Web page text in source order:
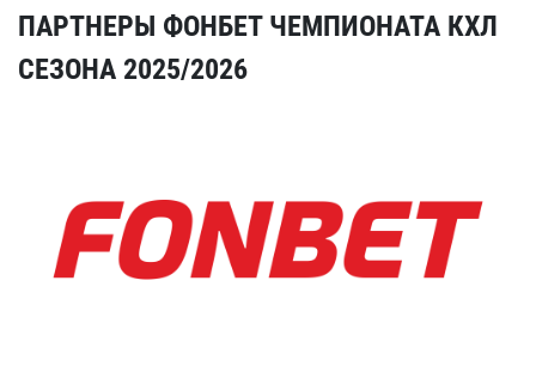
ПАРТНЕРЫ ФОНБЕТ ЧЕМПИОНАТА КХЛ
СЕЗОНА 2025/2026